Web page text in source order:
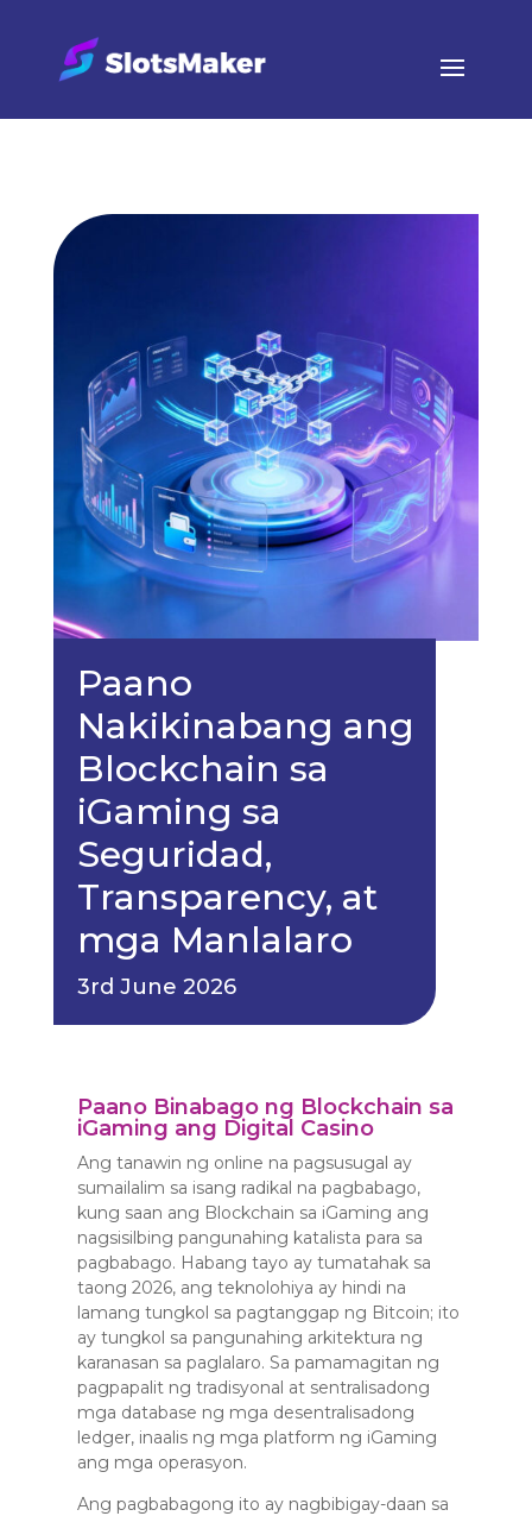
Paano
Nakikinabang ang
Blockchain sa
iGaming sa
Seguridad,
Transparency, at
mga Manlalaro
3rd June 2026
Paano Binabago ng Blockchain sa
iGaming ang Digital Casino
Ang tanawin ng online na pagsusugal ay
sumailalim sa isang radikal na pagbabago,
kung saan ang Blockchain sa iGaming ang
nagsisilbing pangunahing katalista para sa
pagbabago. Habang tayo ay tumatahak sa
taong 2026, ang teknolohiya ay hindi na
lamang tungkol sa pagtanggap ng Bitcoin; ito
ay tungkol sa pangunahing arkitektura ng
karanasan sa paglalaro. Sa pamamagitan ng
pagpapalit ng tradisyonal at sentralisadong
mga database ng mga desentralisadong
ledger, inaalis ng mga platform ng iGaming
ang mga operasyon.
Ang pagbabagong ito ay nagbibigay-daan sa